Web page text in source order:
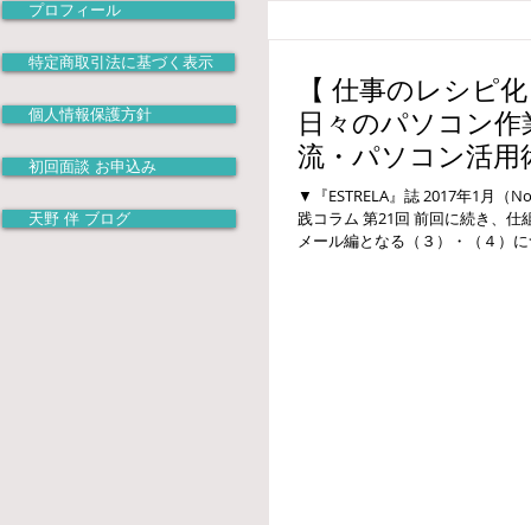
【 仕事のレシピ
日々のパソコン
流・パソコン活用
▼『ESTRELA』誌 2017年1月（
践コラム 第21回 前回に続き、
メール編となる（３）・（４）
プロフィール
初回面談 お申込み
特定商取引法に基づく表示
個人情報保護方針
天野 伴 ブログ